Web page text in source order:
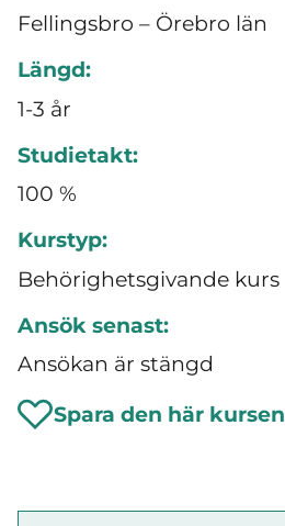
Fellingsbro – Örebro län
Längd:
1-3 år
Studietakt:
100 %
Kurstyp:
Behörighetsgivande kurs
Ansök senast:
Ansökan är stängd
Spara den här kursen